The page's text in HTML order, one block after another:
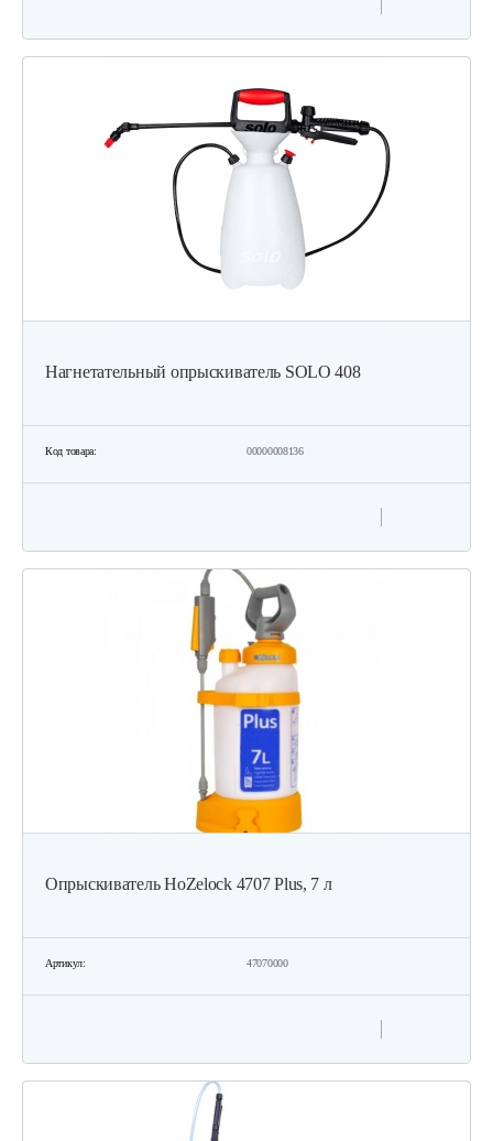
Нагнетательный опрыскиватель SOLO 408
Код товара: 00000008136
Опрыскиватель HoZelock 4707 Plus, 7 л
Артикул: 47070000